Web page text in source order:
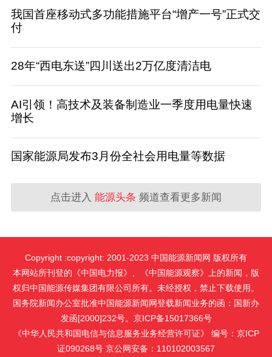
我国首座移动式多功能措施平台“增产一号”正式交
付
28年“西电东送”四川送出2万亿度清洁电
AI引领！高技术及装备制造业一季度用电量快速
增长
国家能源局发布3月份全社会用电量等数据
点击进入 能源头条 频道查看更多新闻
Copyright :copyright: 2001-2023 中国能源新闻网 版权所有
本网站所刊登的《中国电力报》、《中国能源观察》上的新闻，版
权归中国能源传媒集团有限公司所有。未经授权，禁止下载使用。
国务院新闻办公室批准中国能源新闻网登载新闻业务的函：国新办
发函[2000]232号。京ICP备15017366号
《中华人民共和国电信与信息服务业务经营许可证》 编号：京ICP
证090268号 京公网安备：110102003567